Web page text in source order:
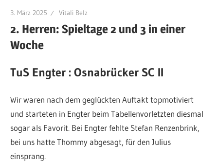
3. März 2025 Vitali Belz
2. Herren: Spieltage 2 und 3 in einer
Woche
TuS Engter : Osnabrücker SC II
Wir waren nach dem geglückten Auftakt topmotiviert
und starteten in Engter beim Tabellenvorletzten diesmal
sogar als Favorit. Bei Engter fehlte Stefan Renzenbrink,
bei uns hatte Thommy abgesagt, für den Julius
einsprang.